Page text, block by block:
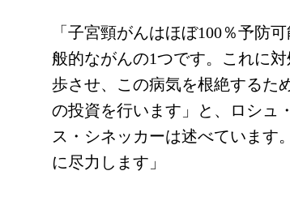
「子宮頸がんはほぼ100％予防
般的ながんの1つです。これに
歩させ、この病気を根絶するた
の投資を行います」と、ロシュ
ス・シネッカーは述べています
に尽力します」